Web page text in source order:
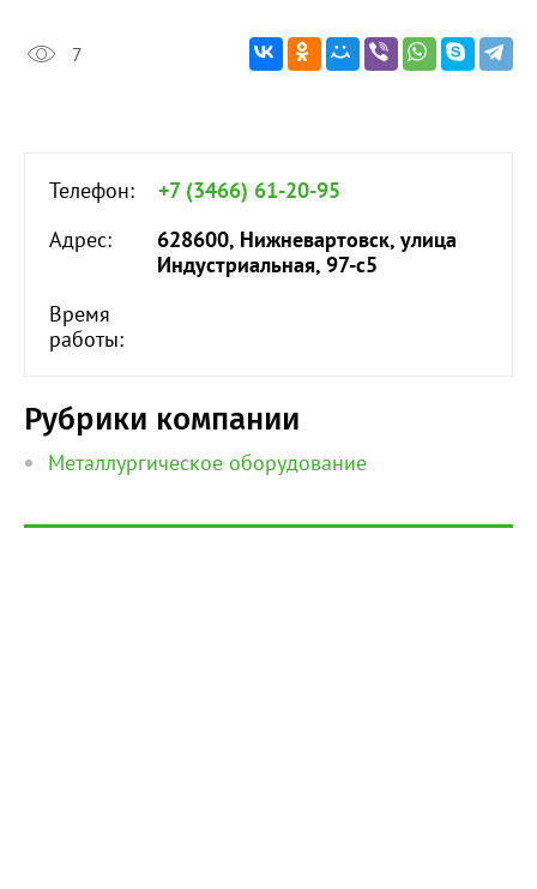
7
Телефон:
+7 (3466) 61-20-95
Адрес:
628600, Нижневартовск, улица
Индустриальная, 97-с5
Время
работы:
Рубрики компании
Металлургическое оборудование